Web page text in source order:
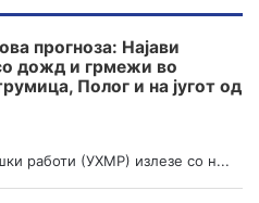
прогноза: Најави
дожд и грмежи во
Полог и на југот од
работи (УХМР) излезе со н...